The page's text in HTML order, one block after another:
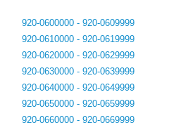
920-0600000 - 920-0609999
920-0610000 - 920-0619999
920-0620000 - 920-0629999
920-0630000 - 920-0639999
920-0640000 - 920-0649999
920-0650000 - 920-0659999
920-0660000 - 920-0669999